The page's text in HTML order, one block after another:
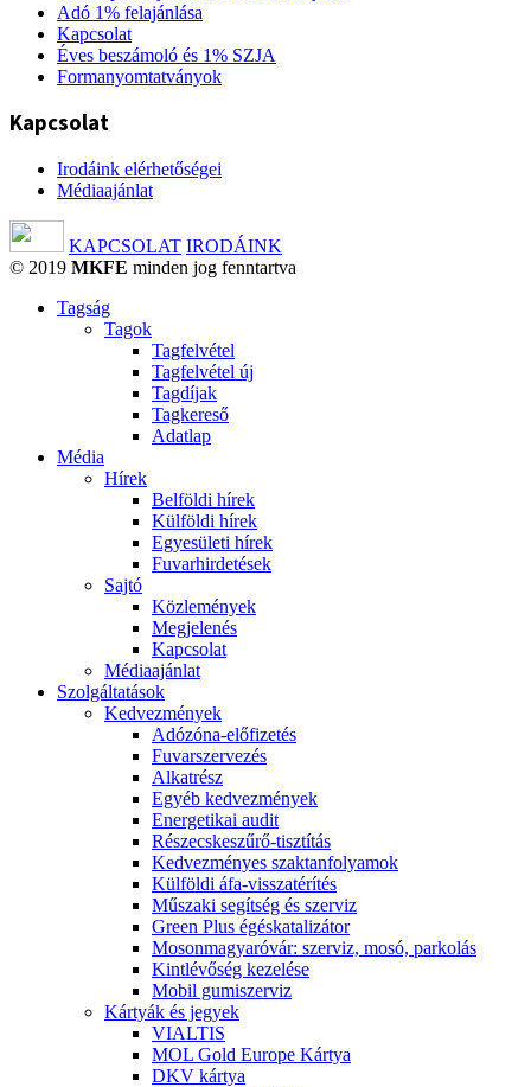
Adó 1% felajánlása
Kapcsolat
Éves beszámoló és 1% SZJA
Formanyomtatványok
Kapcsolat
Irodáink elérhetőségei
Médiaajánlat
KAPCSOLAT IRODÁINK
© 2019 MKFE minden jog fenntartva
Tagság
Tagok
Tagfelvétel
Tagfelvétel új
Tagdíjak
Tagkereső
Adatlap
Média
Hírek
Belföldi hírek
Külföldi hírek
Egyesületi hírek
Fuvarhirdetések
Sajtó
Közlemények
Megjelenés
Kapcsolat
Médiaajánlat
Szolgáltatások
Kedvezmények
Adózóna-előfizetés
Fuvarszervezés
Alkatrész
Egyéb kedvezmények
Energetikai audit
Részecskeszűrő-tisztítás
Kedvezményes szaktanfolyamok
Külföldi áfa-visszatérítés
Műszaki segítség és szerviz
Green Plus égéskatalizátor
Mosonmagyaróvár: szerviz, mosó, parkolás
Kintlévőség kezelése
Mobil gumiszerviz
Kártyák és jegyek
VIALTIS
MOL Gold Europe Kártya
DKV kártya